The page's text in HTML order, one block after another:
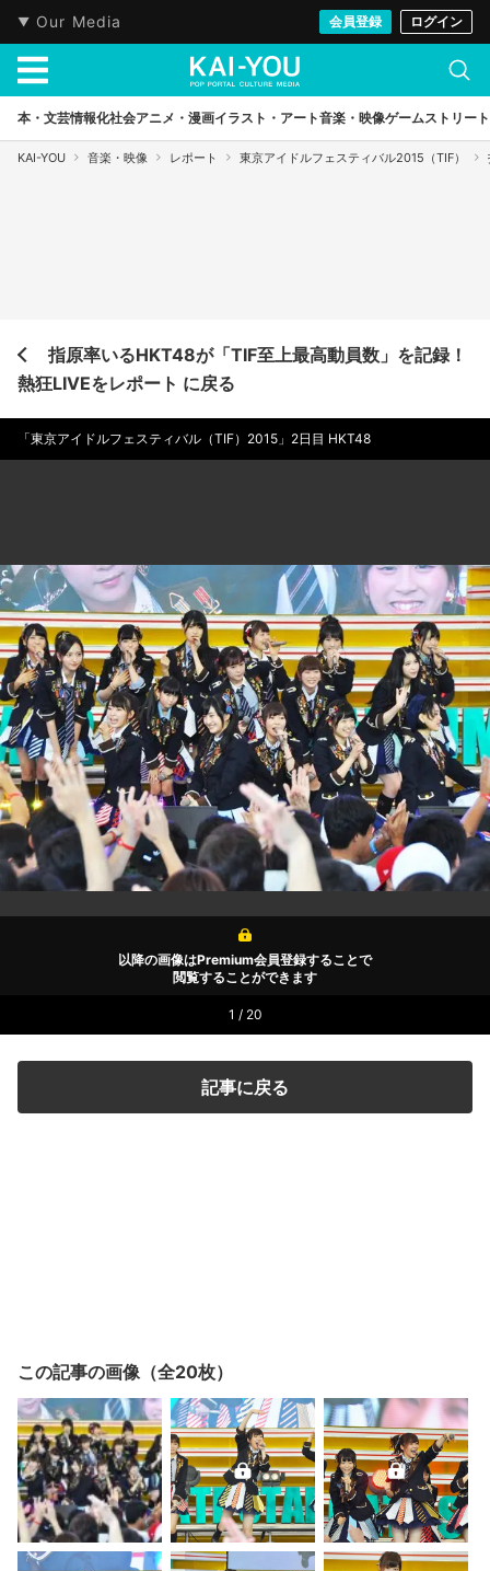
Our Media 会員登録 ログイン
本・文芸情報化社会アニメ・漫画イラスト・アート音楽・映像ゲームストリート
KAI-YOU 音楽・映像 レポート 東京アイドルフェスティバル2015（TIF）
指原率いるHKT48が「TIF至上最高動員数」を記録！
熱狂LIVEをレポート に戻る
「東京アイドルフェスティバル（TIF）2015」2日目 HKT48
以降の画像はPremium会員登録することで
閲覧することができます
1 / 20
記事に戻る
この記事の画像（全20枚）